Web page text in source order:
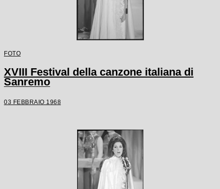
FOTO
XVIII Festival della canzone italiana di
Sanremo
03 FEBBRAIO 1968